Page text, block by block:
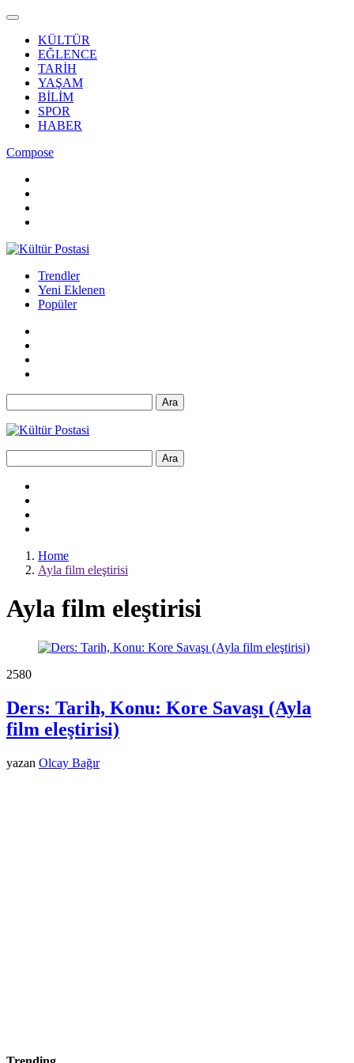
KÜLTÜR
EĞLENCE
TARİH
YAŞAM
BİLİM
SPOR
HABER
Compose
Trendler
Yeni Eklenen
Popüler
Ara
Ara
Home
Ayla film eleştirisi
Ayla film eleştirisi
2580
Ders: Tarih, Konu: Kore Savaşı (Ayla
film eleştirisi)
yazan Olcay Bağır